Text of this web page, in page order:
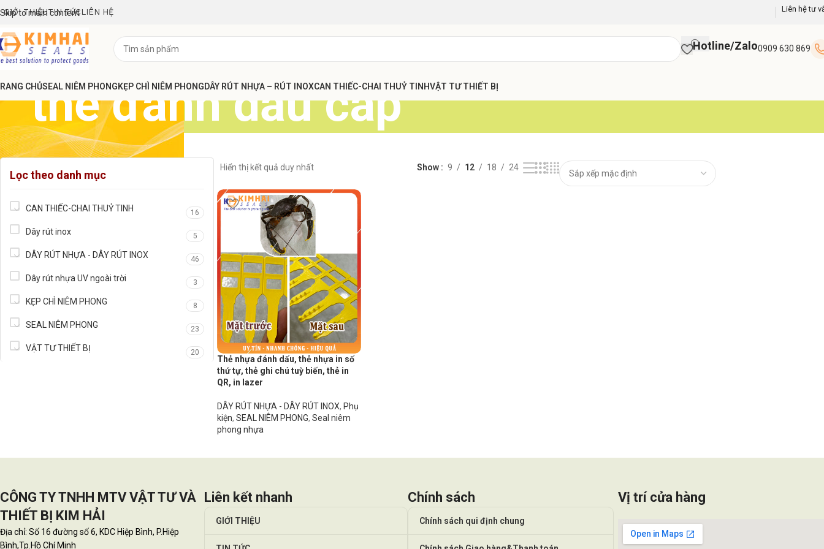
Skip to main content
GIỚI THIỆUTIN TỨC LIÊN HỆ Liên hệ tư
Hotline/Zalo0909 630 869
CHỦSEAL NIÊM PHONGKẸP CHÌ NIÊM PHONGDÂY RÚT NHỰA – RÚT INOXCAN THIẾC-CHAI THUỶ TINHVẬT TƯ THIẾT BỊ
thẻ đánh dấu cáp
Lọc theo danh mục
CAN THIẾC-CHAI THUỶ TINH 16
Dây rút inox 5
DÂY RÚT NHỰA - DÂY RÚT INOX 46
Dây rút nhựa UV ngoài trời 3
KẸP CHÌ NIÊM PHONG 8
SEAL NIÊM PHONG 23
VẬT TƯ THIẾT BỊ 20
Hiển thị kết quả duy nhất Show 9 12 18 24
Thẻ nhựa đánh dấu, thẻ nhựa in số
thứ tự, thẻ ghi chú tuỳ biến, thẻ in
QR, in lazer
DÂY RÚT NHỰA - DÂY RÚT INOX, Phụ
kiện, SEAL NIÊM PHONG, Seal niêm
phong nhựa
CÔNG TY TNHH MTV VẬT TƯ VÀ
THIẾT BỊ KIM HẢI
Địa chỉ: Số 16 đường số 6, KDC Hiệp Bình, P.Hiệp
Bình,Tp.Hồ Chí Minh
Liên kết nhanh
GIỚI THIỆU
Chính sách
Chính sách qui định chung
Vị trí cửa hàng